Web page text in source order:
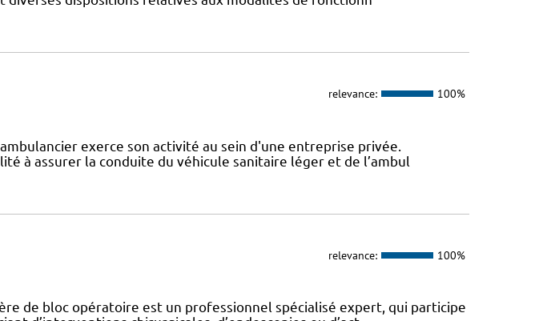
relevance: 100%
exerce son activité au sein d'une entreprise privée.
à assurer la conduite du véhicule sanitaire léger et de l’ambul
relevance: 100%
de bloc opératoire est un professionnel spécialisé expert, qui participe